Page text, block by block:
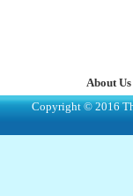
About Us
Copyright © 2016